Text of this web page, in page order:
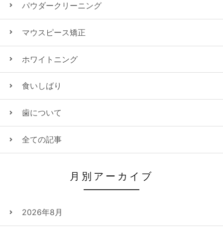
パウダークリーニング
マウスピース矯正
ホワイトニング
食いしばり
歯について
全ての記事
月別アーカイブ
2026年8月